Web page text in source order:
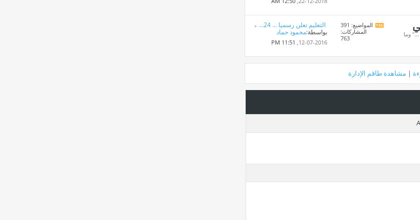
وما
مشاهدة
تغذيات
المواضيع: 391
المشاركات:
763
التعليم تعلن رسميا ... 24...
بواسطة:محمود حماد
12-07-2016,
11:51 PM
| مشاهدة طاقم الإدارة